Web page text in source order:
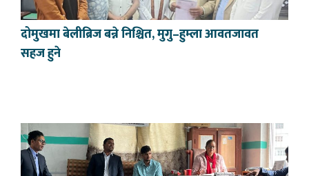
दोमुखमा बेलीब्रिज बन्ने निश्चित, मुगु–हुम्ला आवतजावत
सहज हुने